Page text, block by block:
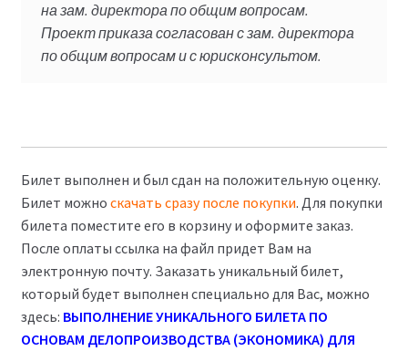
на зам. директора по общим вопросам.
Проект приказа согласован с зам. директора
по общим вопросам и с юрисконсультом.
Билет выполнен и был сдан на положительную оценку.
Билет можно скачать сразу после покупки. Для покупки
билета поместите его в корзину и оформите заказ.
После оплаты ссылка на файл придет Вам на
электронную почту. Заказать уникальный билет,
который будет выполнен специально для Вас, можно
здесь: ВЫПОЛНЕНИЕ УНИКАЛЬНОГО БИЛЕТА ПО
ОСНОВАМ ДЕЛОПРОИЗВОДСТВА (ЭКОНОМИКА) ДЛЯ